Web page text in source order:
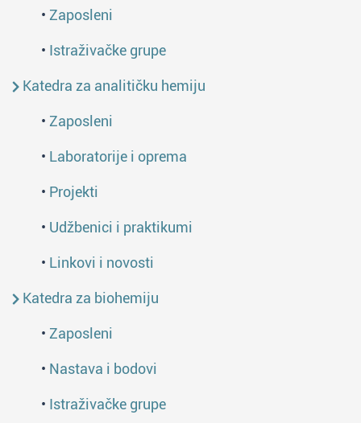
• Zaposleni
• Istraživačke grupe
Katedra za analitičku hemiju
• Zaposleni
• Laboratorije i oprema
• Projekti
• Udžbenici i praktikumi
• Linkovi i novosti
Katedra za biohemiju
• Zaposleni
• Nastava i bodovi
• Istraživačke grupe